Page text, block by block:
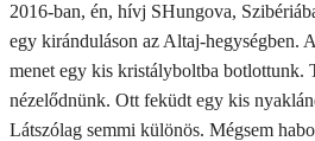
2016-ban, én, hívj SHungova,
egy kiránduláson az Altaj-hegységben.
menet egy kis kristályboltba botlottunk.
nézelődnünk. Ott feküdt egy kis
Látszólag semmi különös. Mégsem